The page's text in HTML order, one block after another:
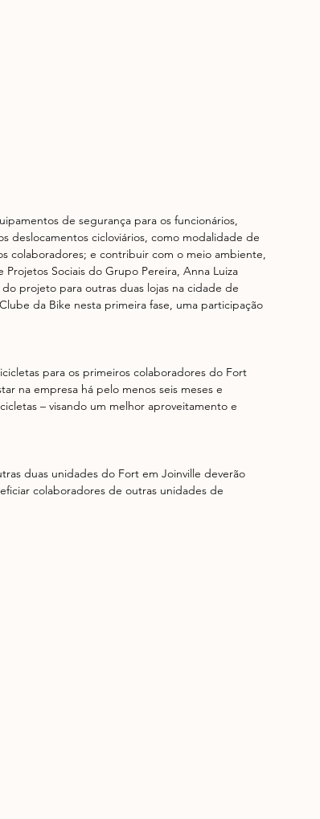
de segurança para os funcionários,
deslocamentos cicloviários, como modalidade de
colaboradores; e contribuir com o meio ambiente,
Sociais do Grupo Pereira, Anna Luiza
projeto para outras duas lojas na cidade de
da Bike nesta primeira fase, uma participação
para os primeiros colaboradores do Fort
na empresa há pelo menos seis meses e
– visando um melhor aproveitamento e
duas unidades do Fort em Joinville deverão
colaboradores de outras unidades de